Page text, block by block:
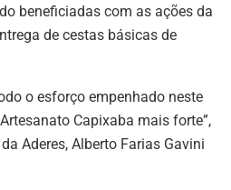
beneficiadas com as ações da
de cestas básicas de
o esforço empenhado neste
Capixaba mais forte”,
Aderes, Alberto Farias Gavini